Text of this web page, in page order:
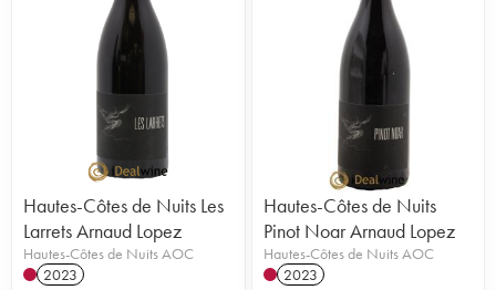
Hautes-Côtes de Nuits Les
Larrets Arnaud Lopez
Hautes-Côtes de Nuits AOC
2023
Hautes-Côtes de Nuits
Pinot Noar Arnaud Lopez
Hautes-Côtes de Nuits AOC
2023